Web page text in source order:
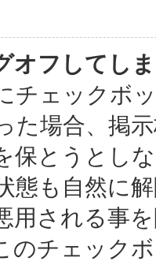
オフしてし
チェックボ
た場合、掲
保とうとし
態も自然に
用される事
のチェック